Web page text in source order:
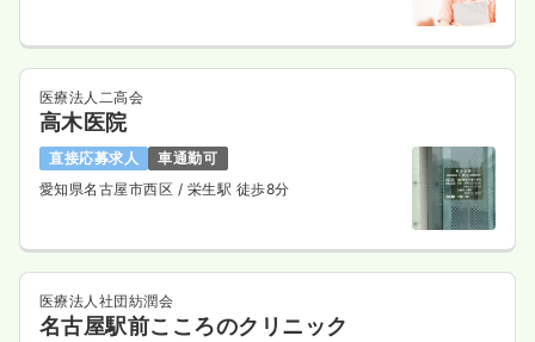
医療法人二高会
高木医院
直接応募求人
車通勤可
愛知県名古屋市西区 / 栄生駅 徒歩8分
医療法人社団紡潤会
名古屋駅前こころのクリニック